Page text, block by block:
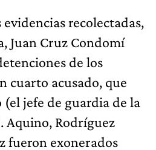
evidencias recolectadas,
Juan Cruz Condomí
de los
cuarto acusado, que
jefe de guardia de la
Aquino, Rodríguez
fueron exonerados